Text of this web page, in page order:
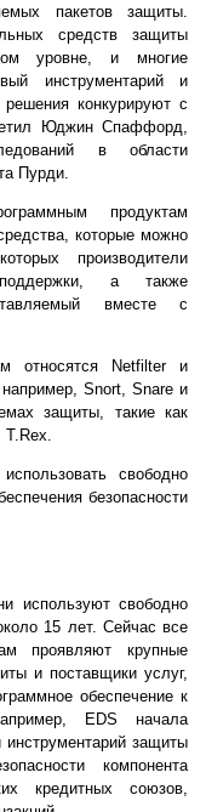
пакетов защиты.
средств защиты
уровне, и многие
инструментарий и
конкурируют с
Юджин Спаффорд,
в области
Пурди.
продуктам
которые можно
производители
а также
вместе с
относятся Netfilter и
Snort, Snare и
защиты, такие как
T.Rex.
свободно
безопасности
используют свободно
15 лет. Сейчас все
проявляют крупные
и поставщики услуг,
обеспечение к
EDS начала
инструментарий защиты
компонента
кредитных союзов,